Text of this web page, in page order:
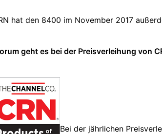
hat den 8400 im November 2017
geht es bei der Preisverleihung von
Bei der jährlichen